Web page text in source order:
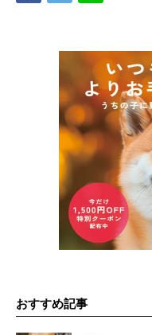
おすすめ記事